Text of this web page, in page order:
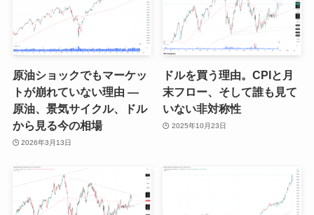
原油ショックでもマーケッ
トが崩れていない理由 ―
原油、景気サイクル、ドル
から見る今の相場
2026年3月13日
ドルを買う理由。CPIと月
末フロー、そして誰も見て
いない非対称性
2025年10月23日